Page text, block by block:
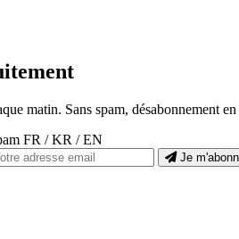
matin. Sans spam, désabonnement
FR / KR / EN
Je